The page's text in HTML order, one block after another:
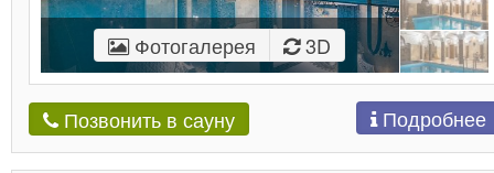
Фотогалерея 3D
Позвонить в сауну Подробнее